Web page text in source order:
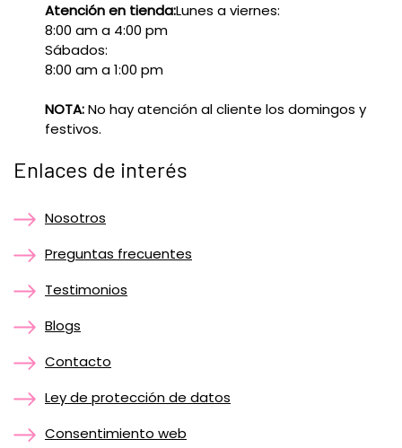
Atención en tienda:Lunes a viernes:
8:00 am a 4:00 pm
Sábados:
8:00 am a 1:00 pm
NOTA:No hay atención al cliente los domingos y
festivos.
Enlaces de interés
Nosotros
Preguntas frecuentes
Testimonios
Blogs
Contacto
Ley de protección de datos
Consentimiento web